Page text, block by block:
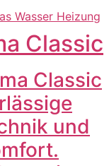
Classic
Classic
und